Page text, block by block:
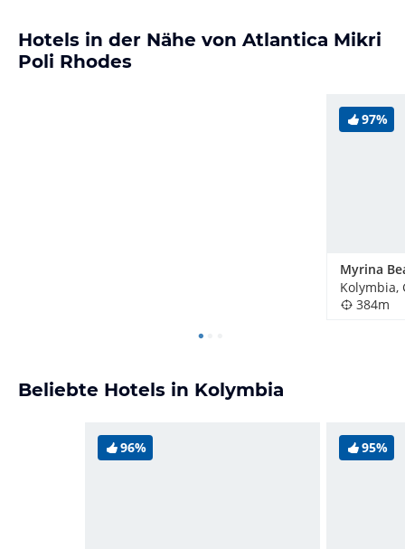
Hotels in der Nähe von Atlantica Mikri
Poli Rhodes
97%
Myrina
Kolymbia,
384m
Beliebte Hotels in Kolymbia
96% 95%